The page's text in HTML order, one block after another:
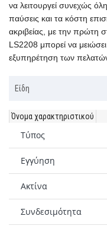
να λειτουργεί συνεχώς
παύσεις και τα κόστη
ακριβείας, με την πρώτη
LS2208 μπορεί να
εξυπηρέτηση των
Είδη
Όνομα χαρακτηριστικού
Τύπος
Εγγύηση
Ακτίνα
Συνδεσιμότητα